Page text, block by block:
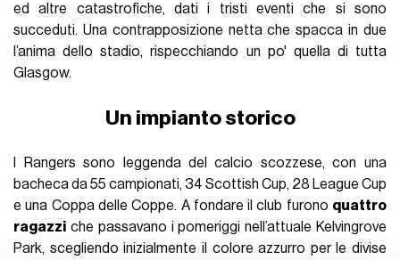
ed altre catastrofiche, dati i tristi eventi che si sono
succeduti. Una contrapposizione netta che spacca in due
l’anima dello stadio, rispecchiando un po' quella di tutta
Glasgow.
Un impianto storico
I Rangers sono leggenda del calcio scozzese, con una
bacheca da 55 campionati, 34 Scottish Cup, 28 League Cup
e una Coppa delle Coppe. A fondare il club furono quattro
ragazzi che passavano i pomeriggi nell’attuale Kelvingrove
Park, scegliendo inizialmente il colore azzurro per le divise